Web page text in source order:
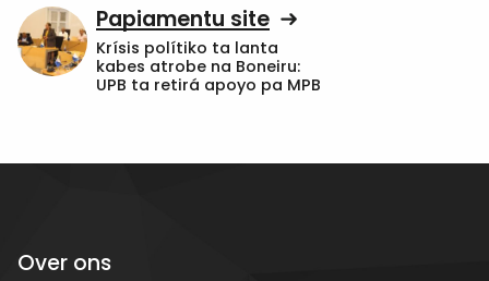
Papiamentu site
Krísis polítiko ta lanta
kabes atrobe na Boneiru:
UPB ta retirá apoyo pa MPB
Over ons